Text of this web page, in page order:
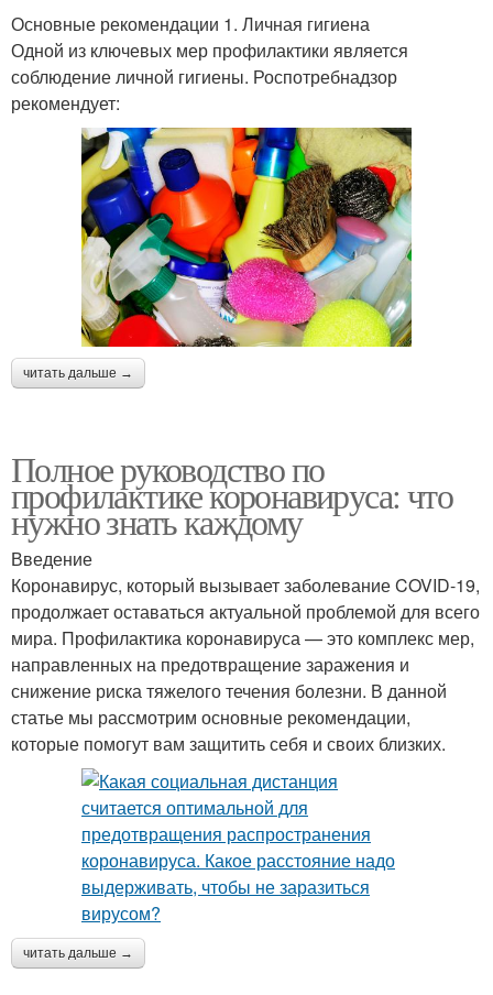
Основные рекомендации 1. Личная гигиена
Одной из ключевых мер профилактики является
соблюдение личной гигиены. Роспотребнадзор
рекомендует:
читать дальше →
Полное руководство по
профилактике коронавируса: что
нужно знать каждому
Введение
Коронавирус, который вызывает заболевание COVID-19,
продолжает оставаться актуальной проблемой для всего
мира. Профилактика коронавируса — это комплекс мер,
направленных на предотвращение заражения и
снижение риска тяжелого течения болезни. В данной
статье мы рассмотрим основные рекомендации,
которые помогут вам защитить себя и своих близких.
читать дальше →